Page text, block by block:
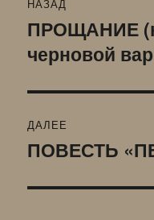
по
записям
НАЗАД
Предыдущая
запись:
ПРОЩАНИЕ
черновой
ДАЛЕЕ
Следующая
ПОВЕСТЬ